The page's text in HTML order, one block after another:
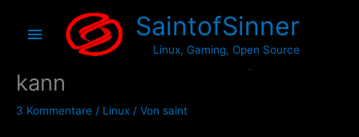
SaintofSinner
Linux, Gaming, Open Source
Hauptmenü
UFW – die Firewall die jeder
kann
3 Kommentare / Linux / Von saint